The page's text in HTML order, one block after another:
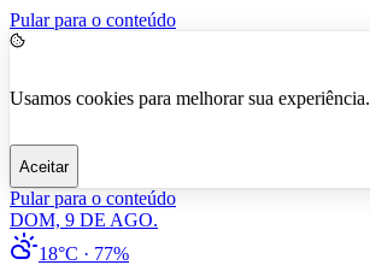
Pular para o conteúdo
Usamos cookies para melhorar sua experiência.
Aceitar
Pular para o conteúdo
DOM, 9 DE AGO.
18°C · 77%